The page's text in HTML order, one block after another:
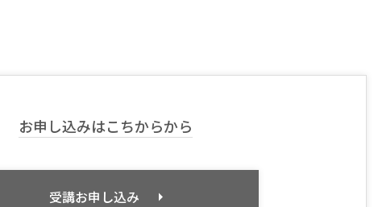
お申し込みはこちからから
受講お申し込み